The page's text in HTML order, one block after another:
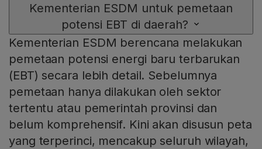
Kementerian ESDM untuk pemetaan
potensi EBT di daerah?
Kementerian ESDM berencana melakukan
pemetaan potensi energi baru terbarukan
(EBT) secara lebih detail. Sebelumnya
pemetaan hanya dilakukan oleh sektor
tertentu atau pemerintah provinsi dan
belum komprehensif. Kini akan disusun peta
yang terperinci, mencakup seluruh wilayah,